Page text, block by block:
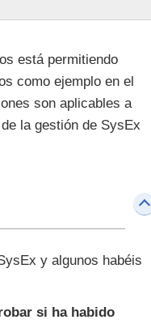
está permitiendo
como ejemplo en el
son aplicables a
la gestión de SysEx
y algunos habéis
si ha habido